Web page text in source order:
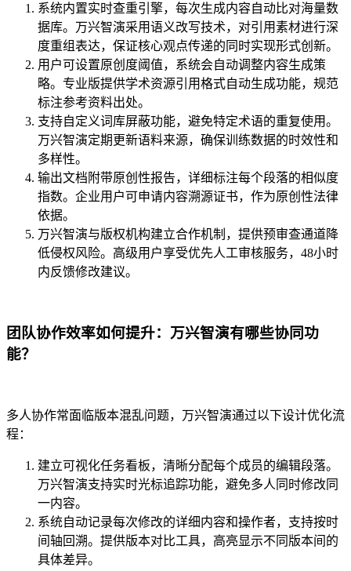
系统内置实时查重引擎，每次生成内容自动比对海量数
据库。万兴智演采用语义改写技术，对引用素材进行深
度重组表达，保证核心观点传递的同时实现形式创新。
用户可设置原创度阈值，系统会自动调整内容生成策
略。专业版提供学术资源引用格式自动生成功能，规范
标注参考资料出处。
支持自定义词库屏蔽功能，避免特定术语的重复使用。
万兴智演定期更新语料来源，确保训练数据的时效性和
多样性。
输出文档附带原创性报告，详细标注每个段落的相似度
指数。企业用户可申请内容溯源证书，作为原创性法律
依据。
万兴智演与版权机构建立合作机制，提供预审查通道降
低侵权风险。高级用户享受优先人工审核服务，48小时
内反馈修改建议。
团队协作效率如何提升：万兴智演有哪些协同功
能？
多人协作常面临版本混乱问题，万兴智演通过以下设计优化流
程：
建立可视化任务看板，清晰分配每个成员的编辑段落。
万兴智演支持实时光标追踪功能，避免多人同时修改同
一内容。
系统自动记录每次修改的详细内容和操作者，支持按时
间轴回溯。提供版本对比工具，高亮显示不同版本间的
具体差异。